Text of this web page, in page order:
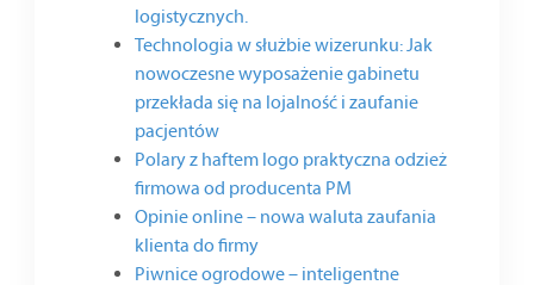
logistycznych.
Technologia w służbie wizerunku: Jak
nowoczesne wyposażenie gabinetu
przekłada się na lojalność i zaufanie
pacjentów
Polary z haftem logo praktyczna odzież
firmowa od producenta PM
Opinie online – nowa waluta zaufania
klienta do firmy
Piwnice ogrodowe – inteligentne